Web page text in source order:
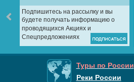
Подпишитесь на рассылку и вы
будете получать информацию о
проводящихся Акциях и
Спецпредложениях
Туры по России
Реки России